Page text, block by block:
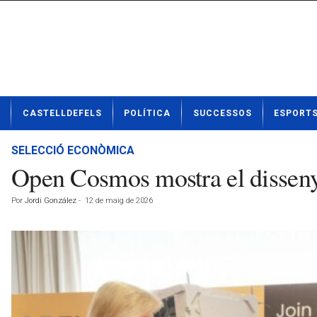
t
CASTELLDEFELS POLÍTICA SUCCESSOS ESPORTS
SELECCIÓ ECONÒMICA
Open Cosmos mostra el
Por Jordi González - 12 de maig de 2026